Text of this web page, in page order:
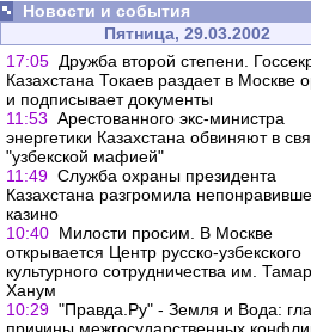
Новости и события
Пятница, 29.03.2002
17:05 Дружба второй степени.
Казахстана Токаев раздает в Москве
и подписывает документы
11:53 Арестованного экс-министра
энергетики Казахстана обвиняют в
"узбекской мафией"
11:49 Служба охраны президента
Казахстана разгромила
казино
10:40 Милости просим. В Москве
открывается Центр русско-узбекского
культурного сотрудничества им.
Ханум
10:29 "Правда.Ру" - Земля и Вода: